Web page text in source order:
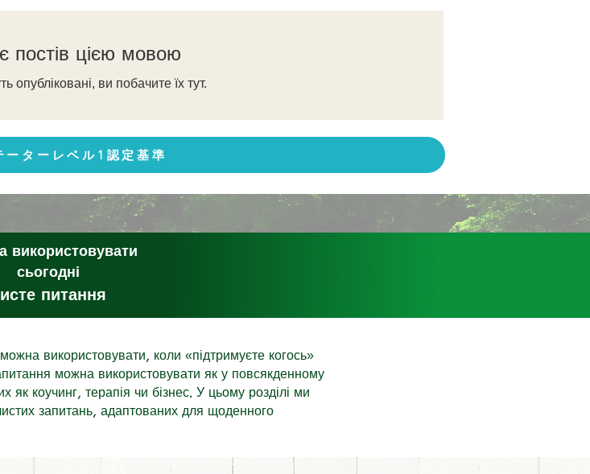
постів цією мовою
опубліковані, ви побачите їх тут.
ーターレベル1認定基準
використовувати
сьогодні
питання
використовувати, коли «підтримуєте когось»
можна використовувати як у повсякденному
як коучинг, терапія чи бізнес. У цьому розділі ми
запитань, адаптованих для щоденного